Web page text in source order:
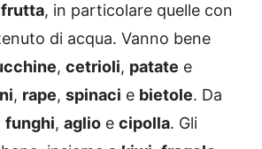
frutta, in particolare quelle con
di acqua. Vanno bene
, cetrioli, patate e
, rape, spinaci e bietole. Da
funghi, aglio e cipolla. Gli